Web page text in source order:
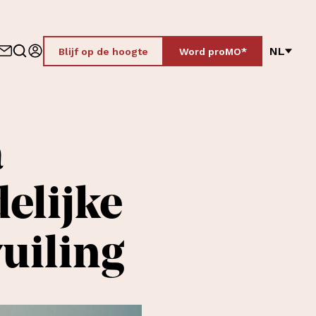
Blijf op de hoogte Word proMO* NL